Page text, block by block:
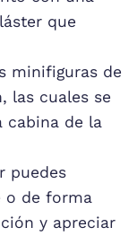
que
minifiguras de
las cuales se
cabina de la
puedes
o de forma
y apreciar